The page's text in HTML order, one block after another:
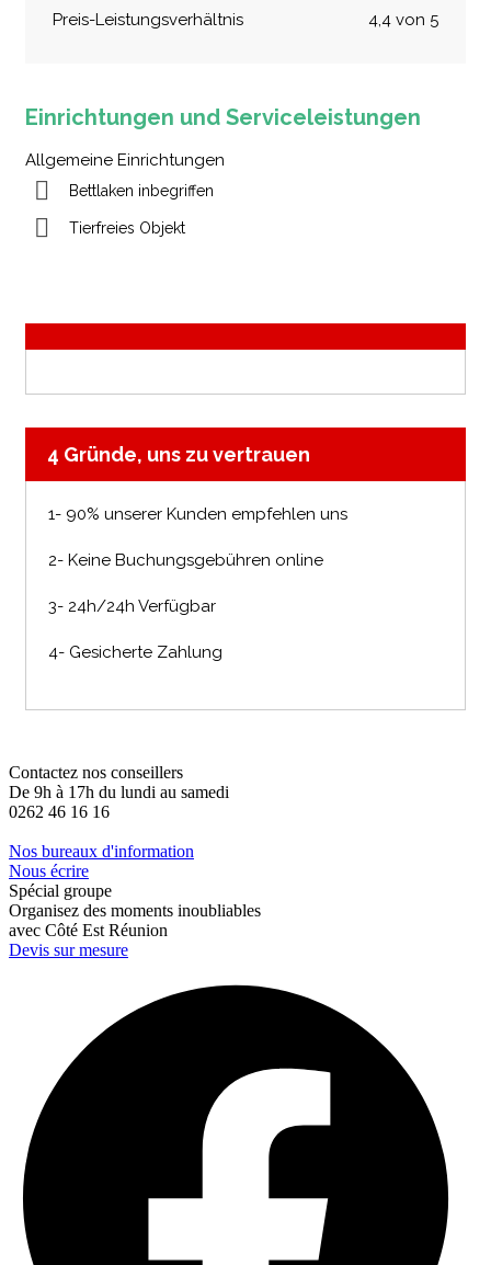
Preis-Leistungsverhältnis
4,4 von 5
Einrichtungen und Serviceleistungen
Allgemeine Einrichtungen
Bettlaken inbegriffen
Tierfreies Objekt
4 Gründe, uns zu vertrauen
1- 90% unserer Kunden empfehlen uns
2- Keine Buchungsgebühren online
3- 24h/24h Verfügbar
4- Gesicherte Zahlung
Contactez nos conseillers
De 9h à 17h du lundi au samedi
0262 46 16 16
Nos bureaux d'information
Nous écrire
Spécial groupe
Organisez des moments inoubliables
avec Côté Est Réunion
Devis sur mesure